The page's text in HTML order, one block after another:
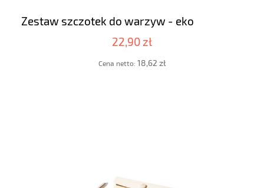
Zestaw szczotek do warzyw - eko
22,90 zł
Cena netto: 18,62 zł